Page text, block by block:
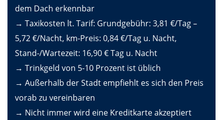
dem Dach erkennbar
→ Taxikosten lt. Tarif: Grundgebühr: 3,81 €/Tag –
5,72 €/Nacht, km-Preis: 0,84 €/Tag u. Nacht,
Stand-/Wartezeit: 16,90 € Tag u. Nacht
→ Trinkgeld von 5-10 Prozent ist üblich
→ Außerhalb der Stadt empfiehlt es sich den Preis
vorab zu vereinbaren
→ Nicht immer wird eine Kreditkarte akzeptiert